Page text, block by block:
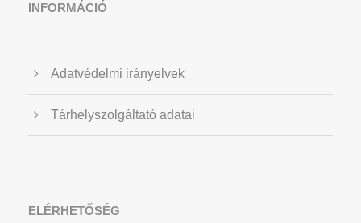
INFORMÁCIÓ
Adatvédelmi irányelvek
Tárhelyszolgáltató adatai
ELÉRHETŐSÉG